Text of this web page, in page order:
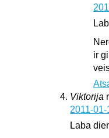
ir
Viktorija
2011-
Laba